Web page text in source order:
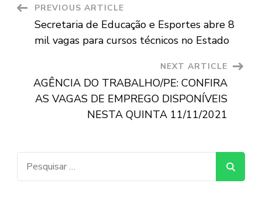
Post
Navigation
PREVIOUS ARTICLE
Secretaria de Educação e Esportes abre 8
mil vagas para cursos técnicos no Estado
NEXT ARTICLE
AGÊNCIA DO TRABALHO/PE: CONFIRA
AS VAGAS DE EMPREGO DISPONÍVEIS
NESTA QUINTA 11/11/2021